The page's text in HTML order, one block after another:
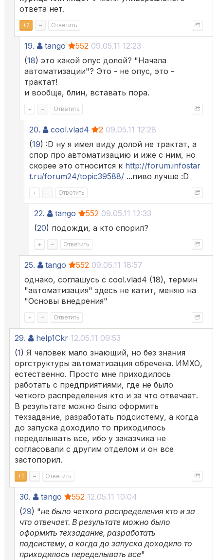
ответа нет.
+2 – Ответить
19. tango 552 09.05.11 12:23
(18) это какой опус долой? "Начала
автоматизации"? Это - не опус, это -
трактат!
и вообще, блин, вставать пора.
+ – Ответить
20. cool.vlad4 2 09.05.11 12:28
(19) :D ну я имел виду долой не трактат, а
спор про автоматизацию и иже с ним, но
скорее это относится к http://forum.infostar
t.ru/forum24/topic39588/ ...пиво лучше :D
+ – Ответить
22. tango 552 09.05.11 12:33
(20) подожди, а кто спорил?
+ – Ответить
25. tango 552 09.05.11 18:57
однако, соглашусь с cool.vlad4 (18), термин
"автоматизация" здесь не катит, меняю на
"Основы внедрения"
+ – Ответить
29. help1Ckr 12.05.11 09:53
(1) Я человек мало знающий, но без знания
оргструктуры автоматизация обречена. ИМХО,
естественно. Просто мне приходилось
работать с предприятиями, где не было
четкого распределения кто и за что отвечает.
В результате можно было оформить
техзадание, разработать подсистему, а когда
до запуска доходило то приходилось
переделывать все, ибо у заказчика не
согласовали с другим отделом и он все
застопорил.
+1 – Ответить
30. tango 552 12.05.11 10:04
(29) "не было четкого распределения кто и за
что отвечает. В результате можно было
оформить техзадание, разработать
подсистему, а когда до запуска доходило то
приходилось переделывать все"